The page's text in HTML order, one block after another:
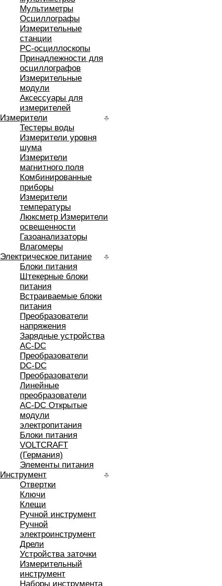
Мультиметры
Осциллографы
Измерительные
станции
РС-осциллоскопы
Принадлежности для
осциллографов
Измерительные
модули
Аксессуары для
измерителей
Измерители
Тестеры воды
Измерители уровня
шума
Измерители
магнитного поля
Комбинированные
приборы
Измерители
температуры
Люксметр Измерители
освещенности
Газоанализаторы
Влагомеры
Электрическое питание
Блоки питания
Штекерные блоки
питания
Встраиваемые блоки
питания
Преобразователи
напряжения
Зарядные устройства
AC-DC
Преобразователи
DC-DC
Преобразователи
Линейные
преобразователи
AC-DC Открытые
модули
электропитания
Блоки питания
VOLTCRAFT
(Германия)
Элементы питания
Инструмент
Отвертки
Ключи
Клещи
Ручной инструмент
Ручной
электроинструмент
Дрели
Устройства заточки
Измерительный
инструмент
Наборы инструмента